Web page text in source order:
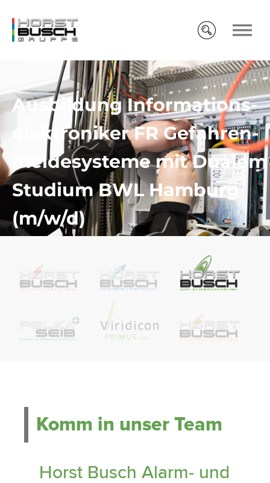
Ausbildung Informations­
elektro­niker FR Gefahren­
melde­systeme mit Dualem
Studium BWL Hamburg
(m/w/d)
Komm in unser Team
Horst Busch Alarm- und